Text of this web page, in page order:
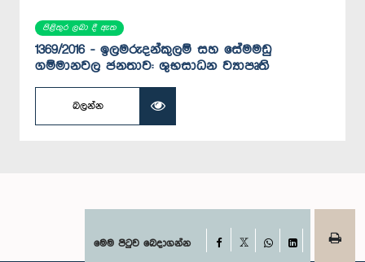
පිළිතුර ලබා දී ඇත
1369/2016 - ඉලමරුදන්කුලම් සහ සේමමඩු
ගම්මානවල ජනතාව: ශුභසාධන ව්‍යාපෘති
බලන්න
මෙම පිටුව බෙදාගන්න Facebook
WhatsAppLinkedIn